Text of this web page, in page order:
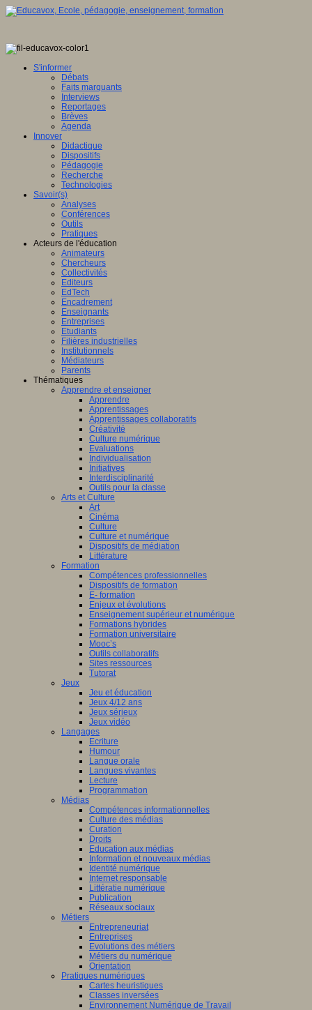
S'informer
Débats
Faits marquants
Interviews
Reportages
Brèves
Agenda
Innover
Didactique
Dispositifs
Pédagogie
Recherche
Technologies
Savoir(s)
Analyses
Conférences
Outils
Pratiques
Acteurs de l'éducation
Animateurs
Chercheurs
Collectivités
Editeurs
EdTech
Encadrement
Enseignants
Entreprises
Etudiants
Filières industrielles
Institutionnels
Médiateurs
Parents
Thématiques
Apprendre et enseigner
Apprendre
Apprentissages
Apprentissages collaboratifs
Créativité
Culture numérique
Evaluations
Individualisation
Initiatives
Interdisciplinarité
Outils pour la classe
Arts et Culture
Art
Cinéma
Culture
Culture et numérique
Dispositifs de médiation
Littérature
Formation
Compétences professionnelles
Dispositifs de formation
E- formation
Enjeux et évolutions
Enseignement supérieur et numérique
Formations hybrides
Formation universitaire
Mooc’s
Outils collaboratifs
Sites ressources
Tutorat
Jeux
Jeu et éducation
Jeux 4/12 ans
Jeux sérieux
Jeux vidéo
Langages
Ecriture
Humour
Langue orale
Langues vivantes
Lecture
Programmation
Médias
Compétences informationnelles
Culture des médias
Curation
Droits
Education aux médias
Information et nouveaux médias
Identité numérique
Internet responsable
Littératie numérique
Publication
Réseaux sociaux
Métiers
Entrepreneuriat
Entreprises
Evolutions des métiers
Métiers du numérique
Orientation
Pratiques numériques
Cartes heuristiques
Classes inversées
Environnement Numérique de Travail